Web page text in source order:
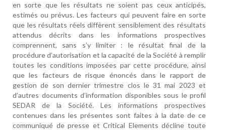
en sorte que les résultats ne soient pas ceux anticipés,
estimés ou prévus. Les facteurs qui peuvent faire en sorte
que les résultats réels diffèrent sensiblement des résultats
attendus décrits dans les informations prospectives
comprennent, sans s’y limiter : le résultat final de la
procédure d’autorisation et la capacité de la Société à remplir
toutes les conditions imposées par cette procédure, ainsi
que les facteurs de risque énoncés dans le rapport de
gestion de son dernier trimestre clos le 31 mai 2023 et
d’autres documents d’information disponibles sous le profil
SEDAR de la Société. Les informations prospectives
contenues dans les présentes sont faites à la date de ce
communiqué de presse et Critical Elements décline toute